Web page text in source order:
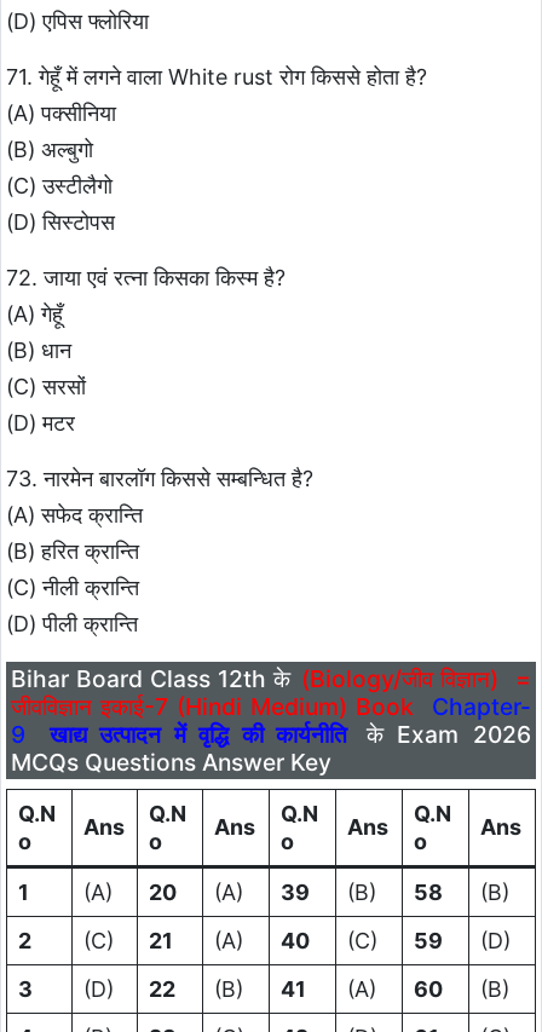
(D) एपिस फ्लोरिया
71. गेहूँ में लगने वाला White rust रोग किससे होता है?
(A) पक्सीनिया
(B) अल्बुगो
(C) उस्टीलैगो
(D) सिस्टोपस
72. जाया एवं रत्ना किसका किस्म है?
(A) गेहूँ
(B) धान
(C) सरसों
(D) मटर
73. नारमेन बारलॉग किससे सम्बन्धित है?
(A) सफेद क्रान्ति
(B) हरित क्रान्ति
(C) नीली क्रान्ति
(D) पीली क्रान्ति
Bihar Board Class 12th के (Biology/जीव विज्ञान)
=
जीवविज्ञान इकाई-7 (Hindi Medium) Book
Chapter-
9
खाद्य उत्पादन में वृद्धि की कार्यनीति
के Exam 2026
MCQs Questions Answer Key
Q.N
o
Ans
Q.N
o
Ans
Q.N
o
Ans
Q.N
o
Ans
1 (A) 20 (A) 39 (B) 58
(B)
2
(C) 21 (A) 40 (C) 59
(D)
3
(D) 22 (B) 41 (A) 60
(B)